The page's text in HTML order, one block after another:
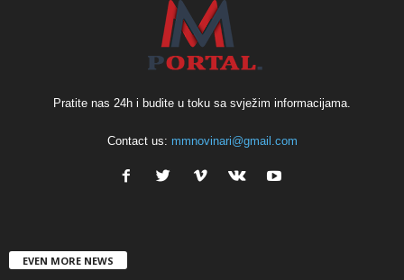
Pratite nas 24h i budite u toku sa svježim informacijama.
Contact us: mmnovinari@gmail.com
EVEN MORE NEWS